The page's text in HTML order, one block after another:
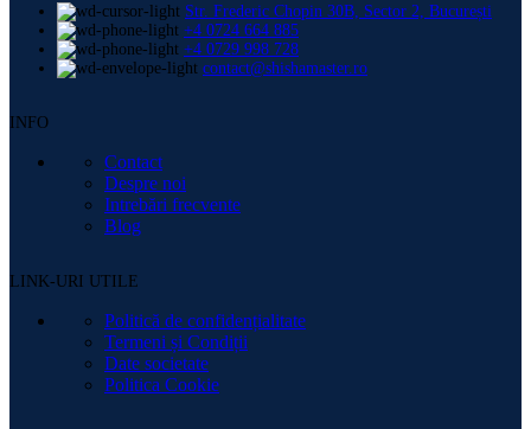
Str. Frederic Chopin 30B, Sector 2, București
+4 0724 664 885
+4 0729 998 728
contact@shishamaster.ro
INFO
Contact
Despre noi
Intrebări frecvente
Blog
LINK-URI UTILE
Politică de confidențialitate
Termeni și Condiții
Date societate
Politica Cookie